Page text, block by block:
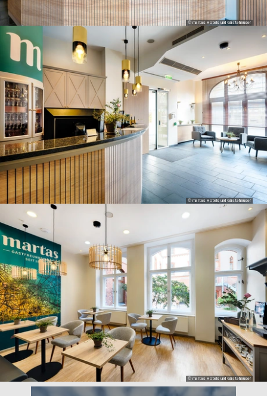
© martas Hotels und Gästehäuser
© martas Hotels und Gästehäuser
© martas Hotels und Gästehäuser